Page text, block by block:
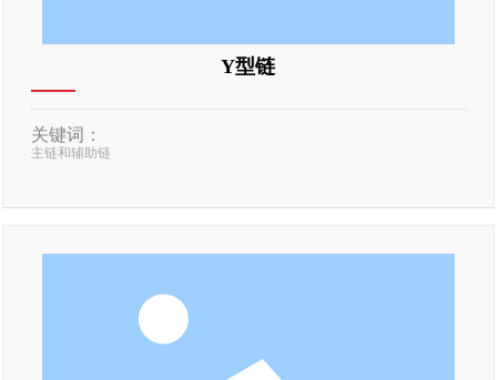
Y型链
关键词：
主链和辅助链